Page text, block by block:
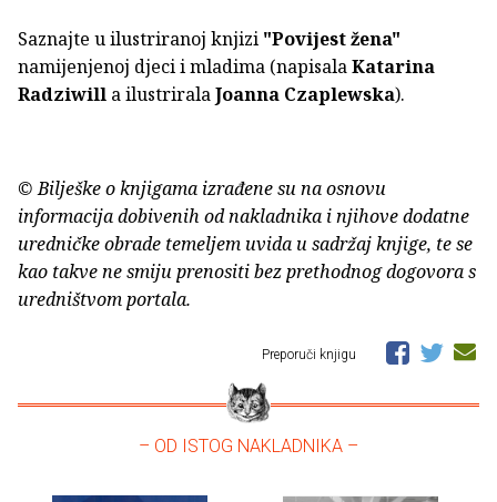
Saznajte u ilustriranoj knjizi "Povijest žena"
namijenjenoj djeci i mladima (napisalaKatarina
Radziwill a ilustriralaJoanna Czaplewska).
© Bilješke o knjigama izrađene su na osnovu
informacija dobivenih od nakladnika i njihove dodatne
uredničke obrade temeljem uvida u sadržaj knjige, te se
kao takve ne smiju prenositi bez prethodnog dogovora s
uredništvom portala.
Preporuči knjigu
– OD ISTOG NAKLADNIKA –